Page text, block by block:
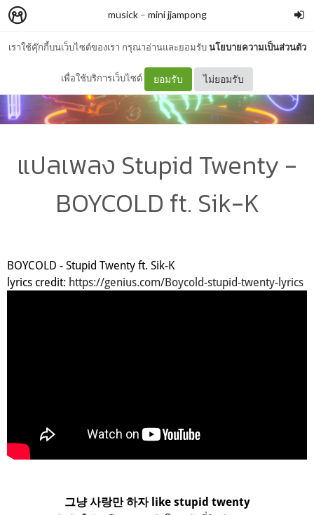
เราใช้คุ๊กกี้บนเว็บไซต์ของเรา กรุณาอ่านและยอมรับนโยบายความเป็นส่วนตัว
เพื่อใช้บริการเว็บไซต์ ยอมรับ ไม่ยอมรับ
musick– mini jjampong
แปลเพลง Stupid Twenty -
BOYCOLD ft. Sik-K
BOYCOLD - Stupid Twenty ft. Sik-K
lyrics credit: https://genius.com/Boycold-stupid-twenty-lyrics
그냥 사랑만 하자 like stupid twenty